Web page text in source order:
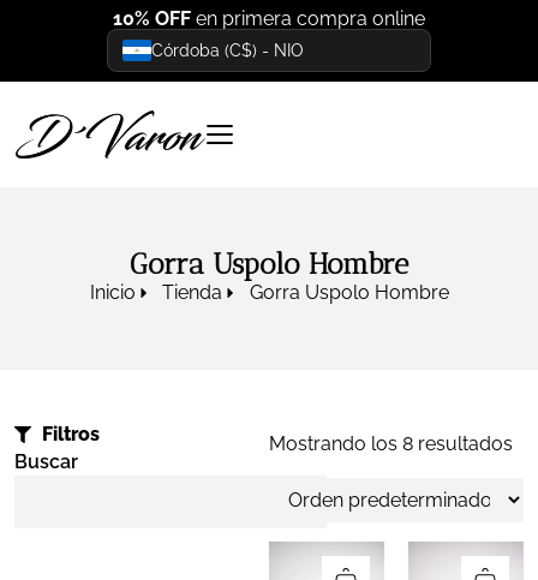
10% OFF en primera compra online
Córdoba (C$) - NIO
Gorra Uspolo Hombre
Inicio Tienda Gorra Uspolo Hombre
Filtros
Buscar
Mostrando los 8 resultados